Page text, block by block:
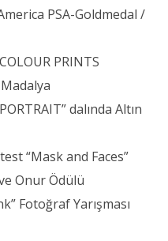
PSA-Goldmedal /
PRINTS
dalında Altın
“Mask and Faces”
Onur Ödülü
Fotoğraf Yarışması